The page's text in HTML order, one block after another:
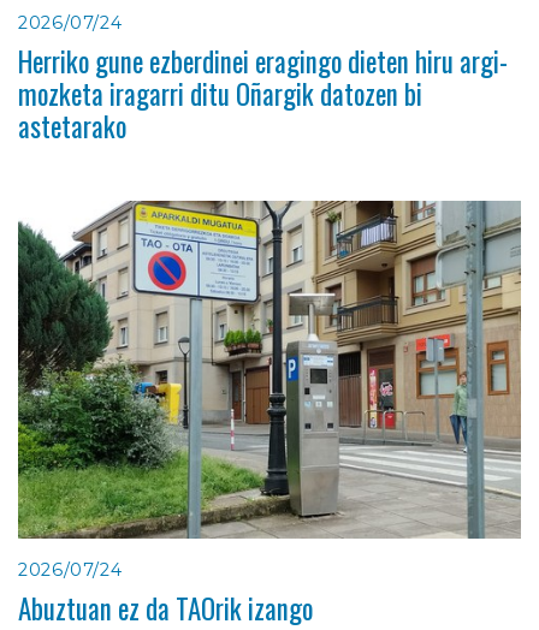
2026/07/24
Herriko gune ezberdinei eragingo dieten hiru argi-
mozketa iragarri ditu Oñargik datozen bi
astetarako
2026/07/24
Abuztuan ez da TAOrik izango